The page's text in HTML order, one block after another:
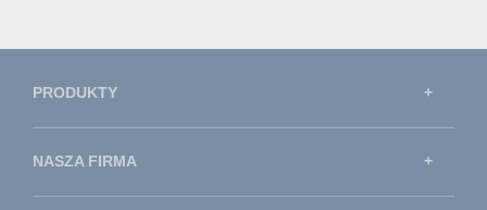
PRODUKTY
NASZA FIRMA